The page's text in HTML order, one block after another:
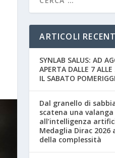
ARTICOLI
SYNLAB SALUS: AD
APERTA DALLE 7
IL SABATO
Dal granello di
scatena una valanga
all’intelligenza
Medaglia Dirac 2026
della complessità